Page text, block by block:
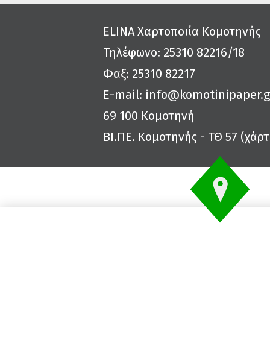
ELINA Χαρτοποιία Κομοτηνής
Τηλέφωνο: 25310 82216/18
Φαξ: 25310 82217
E-mail:
69 100 Κομοτηνή
ΒΙ.ΠΕ. Κομοτηνής - ΤΘ 57 (